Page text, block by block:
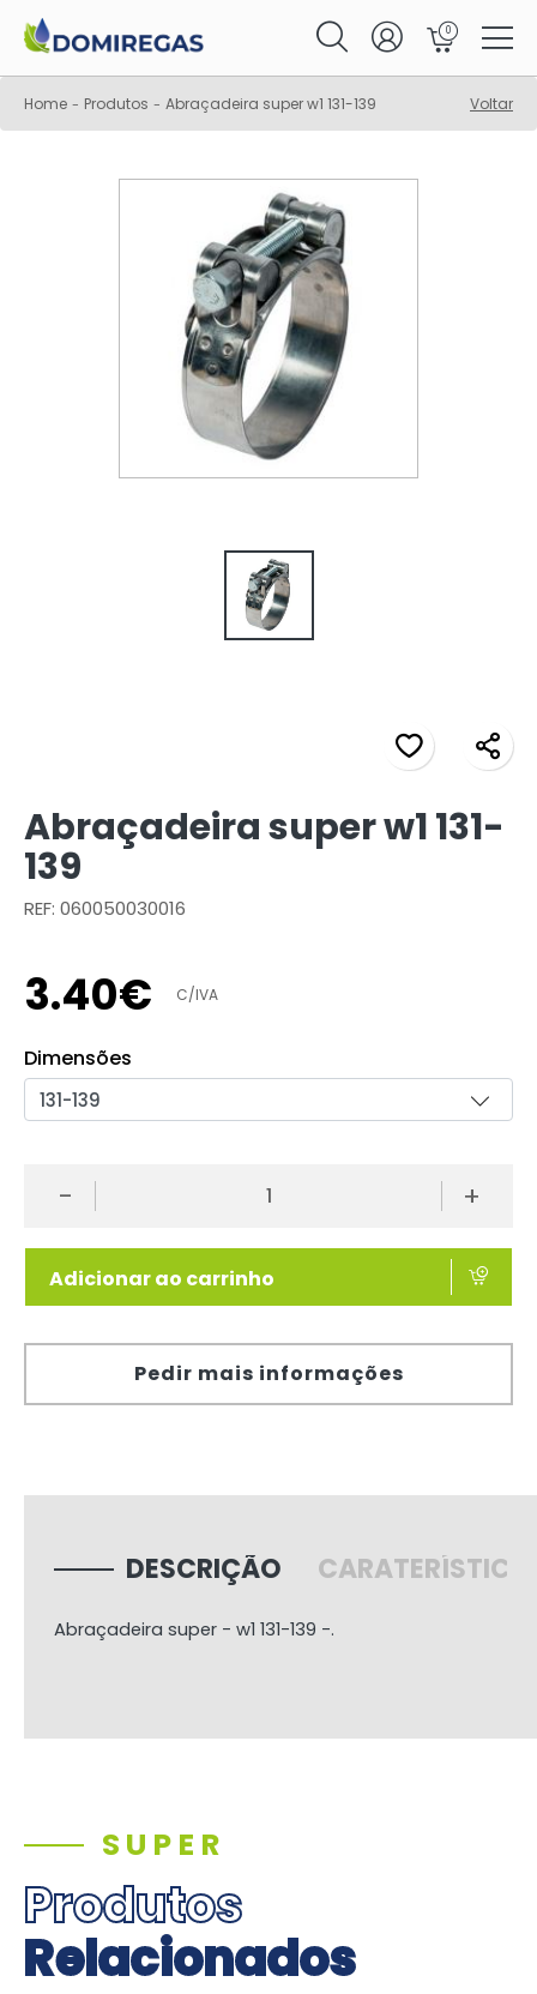
0
Home - Produtos - Abraçadeira super w1 131-139 Voltar
Abraçadeira super w1 131-
139
REF: 060050030016
3.40€ C/IVA
Dimensões
- +
Adicionar ao carrinho
Pedir mais informações
DESCRIÇÃO
Abraçadeira super - w1 131-139 -.
SUPER
Produtos
Relacionados